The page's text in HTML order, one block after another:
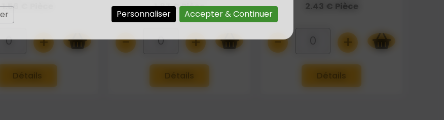
Accepter & Continuer
Personnaliser
1.56 € Pièce
0 +
Détails
1.87 € Pièce
- 0 +
Détails
2.43 € Pièce
- 0 +
Détails